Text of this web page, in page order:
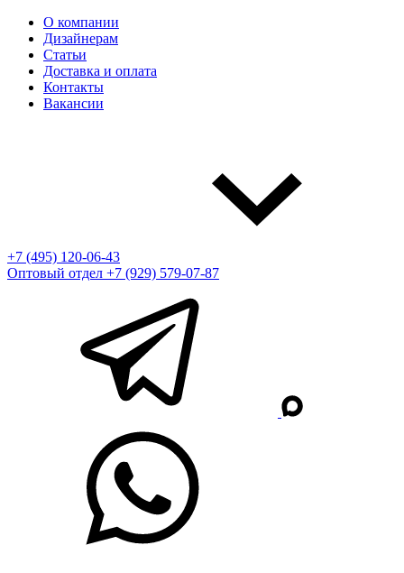
О компании
Дизайнерам
Статьи
Доставка и оплата
Контакты
Вакансии
+7 (495) 120-06-43
Оптовый отдел +7 (929) 579-07-87